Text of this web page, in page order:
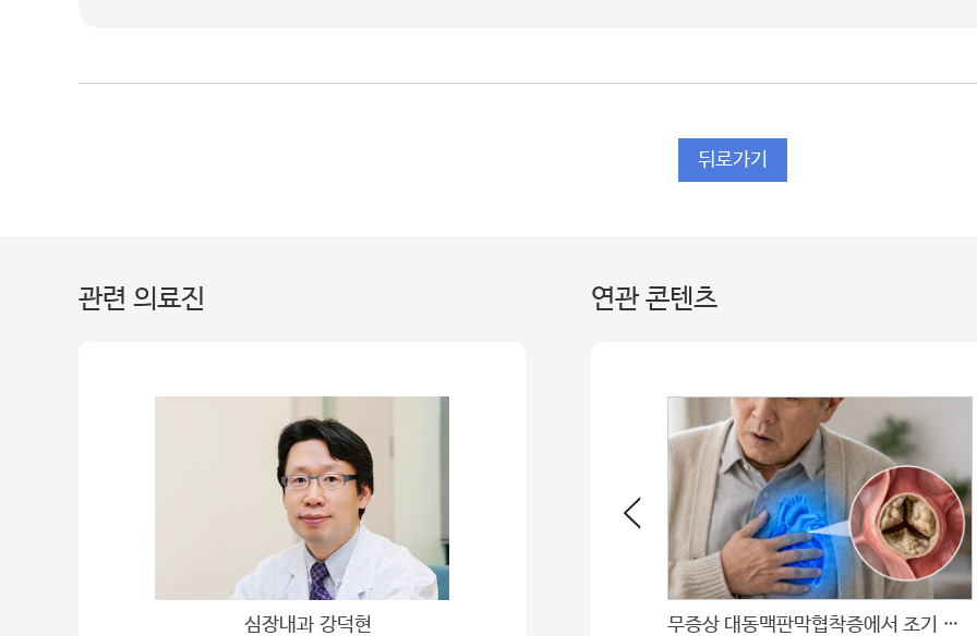
뒤로가기
관련 의료진
심장내과 강덕현
연관 콘텐츠
신경과 구용서 교수 우수구연상 무증상 대동맥판막협착증에서 조기 수술 ‘장기적 효과’ 입증